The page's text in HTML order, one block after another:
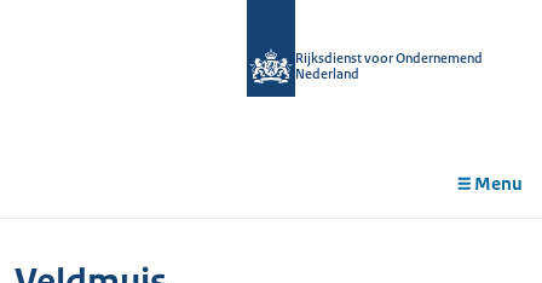
Rijksdienst voor Ondernemend
Nederland
Menu